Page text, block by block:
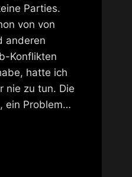
Parties.
von von
anderen
Konflikten
hatte ich
nie zu tun. Die
ein Problem…